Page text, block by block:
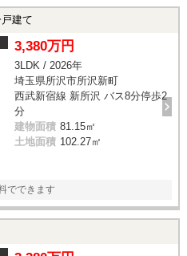
建て
3,380万円
3LDK / 2026年
埼玉県所沢市所沢新町
西武新宿線 新所沢 バス8分停歩2
分
建物面積 81.15㎡
土地面積 102.27㎡
でできます